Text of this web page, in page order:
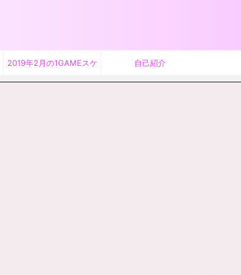
2019年2月の1GAMEスケ 自己紹介